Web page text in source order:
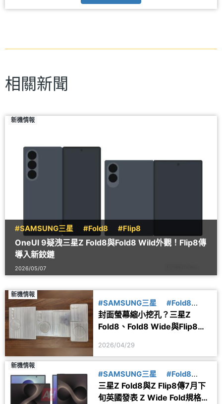
相關新聞
新機情報
#SAMSUNG三星 #Fold8 #Flip8
OneUI 9疑洩三星Z Fold8與Fold8 Wild外觀！Flip8傳
導入新鉸鏈
2026/05/07
新機情報
#SAMSUNG三星
#Fold8
#Flip8
封面螢幕縮小挖孔？三星Z
Fold8、Fold8 Wide與Flip8模
2026/04/29
新機情報
#SAMSUNG三星
#Fold8
#Flip8
三星Z Fold8與Z Flip8傳7月下
旬英國發表 Z Wide Fold規格疑